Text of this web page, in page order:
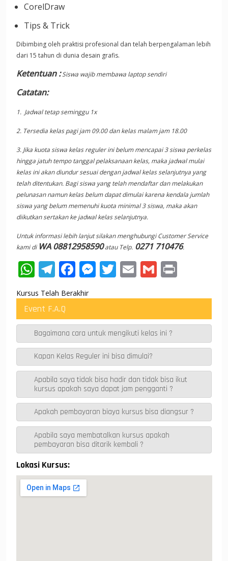
CorelDraw
Tips & Trick
Dibimbing oleh praktisi profesional dan telah berpengalaman lebih
dari 15 tahun di dunia desain grafis.
Ketentuan :Siswa wajib membawa laptop sendiri
Catatan:
1. Jadwal tetap seminggu 1x
2. Tersedia kelas pagi jam 09.00 dan kelas malam jam 18.00
3. Jika kuota siswa kelas reguler ini belum mencapai 3 siswa perkelas
hingga jatuh tempo tanggal pelaksanaan kelas, maka jadwal mulai
kelas ini akan diundur sesuai dengan jadwal kelas selanjutnya yang
telah ditentukan. Bagi siswa yang telah mendaftar dan melakukan
pelunasan namun kelas belum dapat dimulai karena kendala jumlah
siswa yang belum memenuhi kuota minimal 3 siswa, maka akan
diikutkan sertakan ke jadwal kelas selanjutnya.
Untuk informasi lebih lanjut silakan menghubungi Customer Service
kami di WA 08812958590atau Telp.0271 710476.
W
h
at
s
A
p
p
T
el
e
gr
a
m
F
ac
e
b
o
o
k
M
ss
e
n
g
er
T
itt
er
E
ai
l
G
ai
l
Pr
t
Kursus Telah Berakhir
Event F.A.Q
Bagaimana cara untuk mengikuti kelas ini ?
Kapan Kelas Reguler ini bisa dimulai?
Apabila saya tidak bisa hadir dan tidak bisa ikut
kursus apakah saya dapat jam pengganti ?
Apakah pembayaran biaya kursus bisa diangsur ?
Apabila saya membatalkan kursus apakah
pembayaran bisa ditarik kembali ?
Lokasi Kursus: